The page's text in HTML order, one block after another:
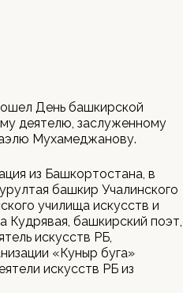
День башкирской
деятелю, заслуженному
Мухамеджанову.
из Башкортостана, в
башкир Учалинского
училища искусств и
Кудрявая, башкирский поэт,
искусств РБ,
«Куныр буга»
искусств РБ из